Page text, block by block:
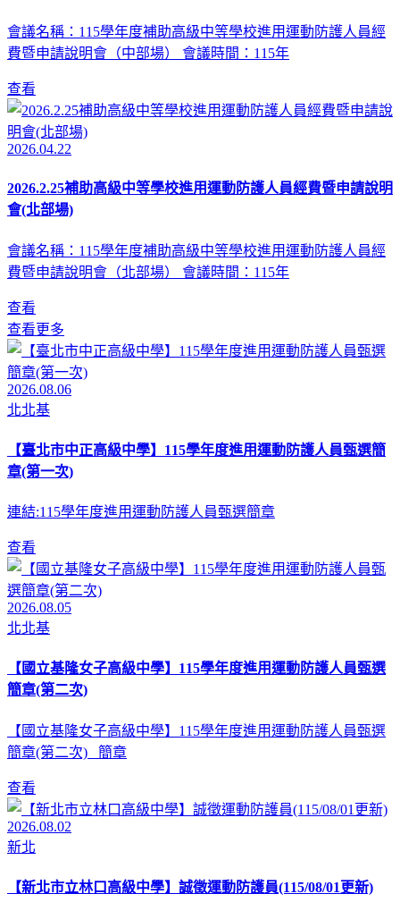
會議名稱：115學年度補助高級中等學校進用運動防護人員經
費暨申請說明會（中部場） 會議時間：115年
查看
2026.04.22
2026.2.25補助高級中等學校進用運動防護人員經費暨申請說明
會(北部場)
會議名稱：115學年度補助高級中等學校進用運動防護人員經
費暨申請說明會（北部場） 會議時間：115年
查看
查看更多
2026.08.06
北北基
【臺北市中正高級中學】115學年度進用運動防護人員甄選簡
章(第一次)
連結:115學年度進用運動防護人員甄選簡章
查看
2026.08.05
北北基
【國立基隆女子高級中學】115學年度進用運動防護人員甄選
簡章(第二次)
【國立基隆女子高級中學】115學年度進用運動防護人員甄選
簡章(第二次) 簡章
查看
2026.08.02
新北
【新北市立林口高級中學】誠徵運動防護員(115/08/01更新)